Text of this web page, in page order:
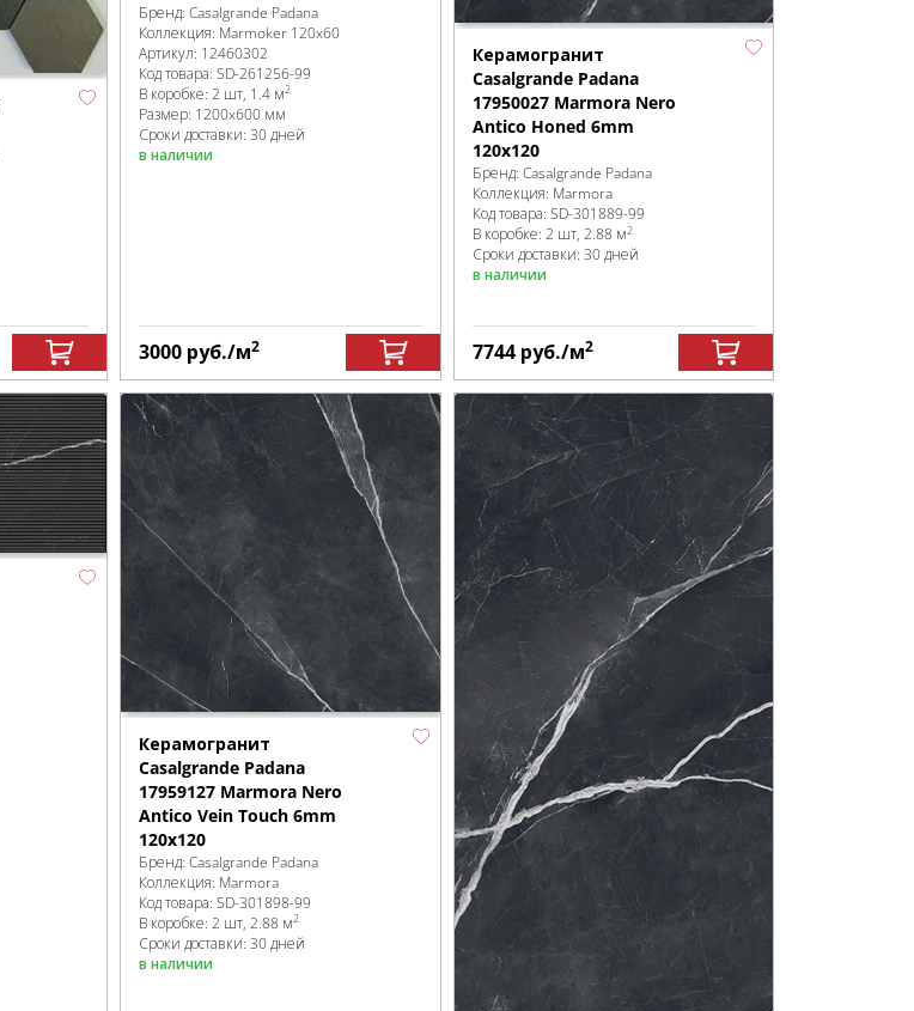
Бренд:Casalgrande Padana
Коллекция: Marmoker 120x60
Артикул: 12460302
Код товара:SD-261256-99
В коробке:2 шт, 1.4 м2
Размер: 1200x600 мм
Сроки доставки: 30 дней
в наличии
3000 руб./м2
Керамогранит
Casalgrande Padana
17950027 Marmora Nero
Antico Honed 6mm
120x120
Бренд: Casalgrande Padana
Коллекция: Marmora
Код товара: SD-301889-99
В коробке: 2 шт, 2.88 м2
Сроки доставки: 30 дней
в наличии
7744 руб./м2
Керамогранит
Casalgrande Padana
17959127 Marmora Nero
Antico Vein Touch 6mm
120x120
Бренд:Casalgrande Padana
Коллекция: Marmora
Код товара:SD-301898-99
В коробке:2 шт, 2.88 м2
Сроки доставки: 30 дней
в наличии